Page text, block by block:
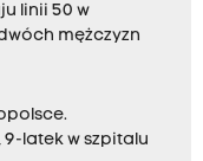
linii 50 w
mężczyzn
latek w szpitalu